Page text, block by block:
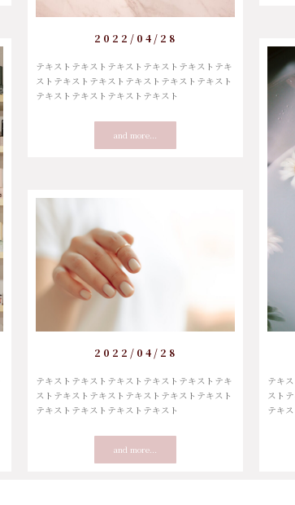
2022/04/28
テキストテキストテキストテキストテキストテキ
ストテキストテキストテキストテキストテキスト
テキストテキストテキストテキスト
and more...
2022/04/28
テキストテキストテキストテキストテキストテキ
ストテキストテキストテキストテキストテキスト
テキストテキストテキストテキスト
and more...
テキ
スト
テキ